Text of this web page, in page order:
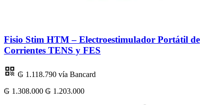
Fisio Stim HTM – Electroestimulador Portátil de
Corrientes TENS y FES
₲ 1.118.790 vía Bancard
₲ 1.308.000 ₲ 1.203.000